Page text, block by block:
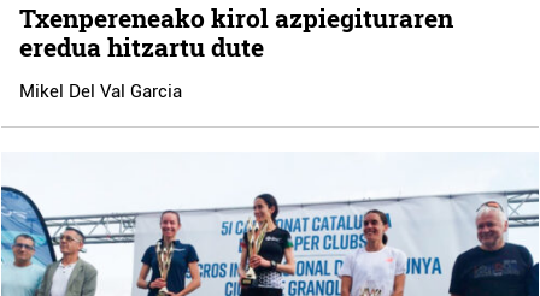
Txenpereneako kirol azpiegituraren
eredua hitzartu dute
Mikel Del Val Garcia